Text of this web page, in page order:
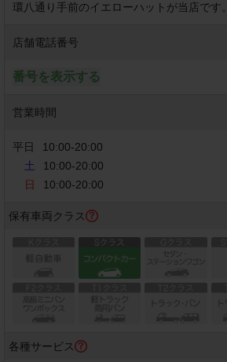
環八通り手前のイエローハットが当店です。
店舗電話番号
番号を表示する
営業時間
平日 10:00-20:00
土
10:00-20:00
日
10:00-20:00
保有車両クラス
各種サービス